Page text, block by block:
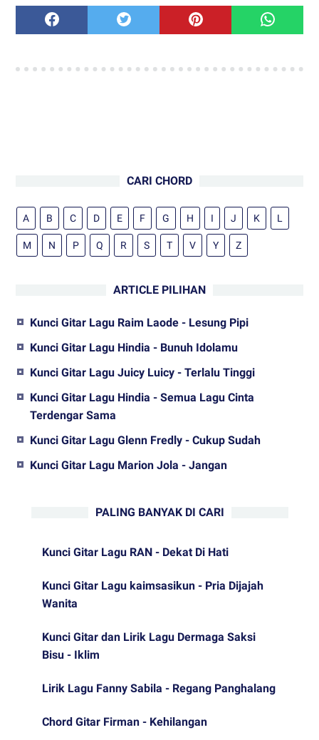
CARI CHORD
A B C D E F G H I J K L
M N P Q R S T V Y Z
ARTICLE PILIHAN
Kunci Gitar Lagu Raim Laode - Lesung Pipi
Kunci Gitar Lagu Hindia - Bunuh Idolamu
Kunci Gitar Lagu Juicy Luicy - Terlalu Tinggi
Kunci Gitar Lagu Hindia - Semua Lagu Cinta
Terdengar Sama
Kunci Gitar Lagu Glenn Fredly - Cukup Sudah
Kunci Gitar Lagu Marion Jola - Jangan
PALING BANYAK DI CARI
Kunci Gitar Lagu RAN - Dekat Di Hati
Kunci Gitar Lagu kaimsasikun - Pria Dijajah
Wanita
Kunci Gitar dan Lirik Lagu Dermaga Saksi
Bisu - Iklim
Lirik Lagu Fanny Sabila - Regang Panghalang
Chord Gitar Firman - Kehilangan